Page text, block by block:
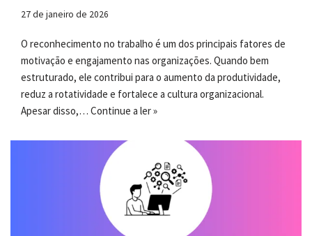
27 de janeiro de 2026
O reconhecimento no trabalho é um dos principais fatores de
motivação e engajamento nas organizações. Quando bem
estruturado, ele contribui para o aumento da produtividade,
reduz a rotatividade e fortalece a cultura organizacional.
Apesar disso,… Continue a ler »